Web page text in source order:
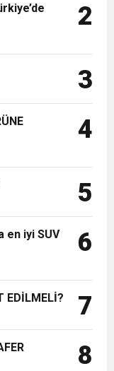
2
3
4
5
en iyi SUV
6
EDİLMELİ? 7
8